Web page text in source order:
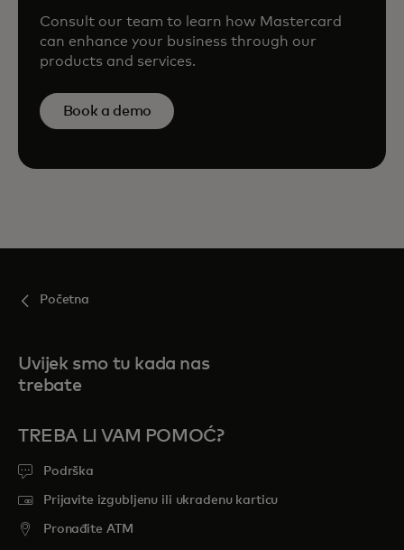
Consult our team to learn how Mastercard
can enhance your business through our
products and services.
Book a demo
Početna
Uvijek smo tu kada nas
trebate
TREBA LI VAM POMOĆ?
Podrška
Prijavite izgubljenu ili ukradenu karticu
Pronađite ATM